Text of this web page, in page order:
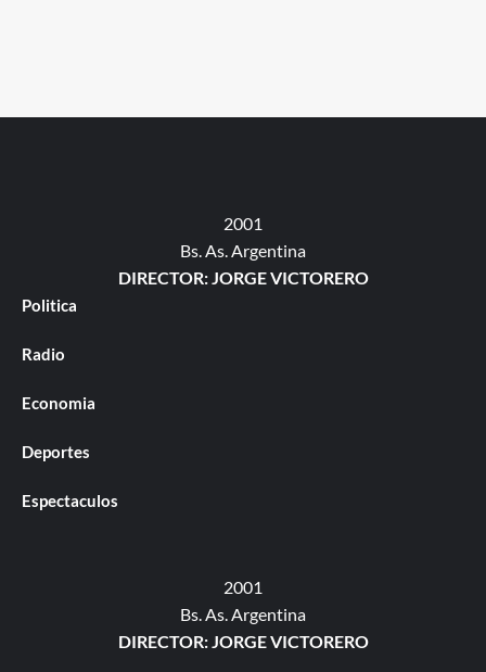
2001
Bs. As. Argentina
DIRECTOR: JORGE VICTORERO
Politica
Radio
Economia
Deportes
Espectaculos
2001
Bs. As. Argentina
DIRECTOR: JORGE VICTORERO